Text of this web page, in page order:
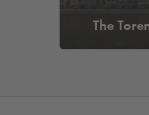
Amsterdam
Hoeveel kost
The